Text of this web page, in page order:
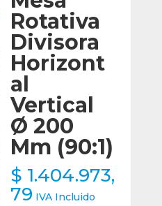
Rotativa
Divisora
Horizont
al
Vertical
Ø 200
Mm (90:1)
$ 1.404.973,
79 IVA Incluido